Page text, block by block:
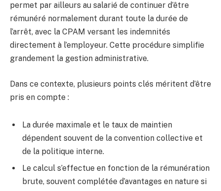
permet par ailleurs au salarié de continuer d’être
rémunéré normalement durant toute la durée de
l’arrêt, avec la CPAM versant les indemnités
directement à l’employeur. Cette procédure simplifie
grandement la gestion administrative.
Dans ce contexte, plusieurs points clés méritent d’être
pris en compte :
La durée maximale et le taux de maintien
dépendent souvent de la convention collective et
de la politique interne.
Le calcul s’effectue en fonction de la rémunération
brute, souvent complétée d’avantages en nature si